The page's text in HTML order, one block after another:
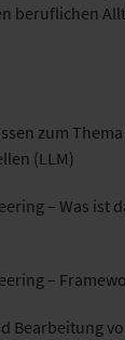
beruflichen
zum
(LLM)
– Was ist
–
Bearbeitung